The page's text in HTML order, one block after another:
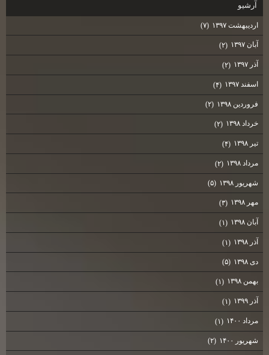
آرشيو
اردیبهشت ۱۳۹۷ (۷)
آبان ۱۳۹۷ (۲)
آذر ۱۳۹۷ (۲)
اسفند ۱۳۹۷ (۴)
فروردین ۱۳۹۸ (۲)
خرداد ۱۳۹۸ (۲)
تیر ۱۳۹۸ (۴)
مرداد ۱۳۹۸ (۲)
شهریور ۱۳۹۸ (۵)
مهر ۱۳۹۸ (۳)
آبان ۱۳۹۸ (۱)
آذر ۱۳۹۸ (۱)
دی ۱۳۹۸ (۵)
بهمن ۱۳۹۸ (۱)
آذر ۱۳۹۹ (۱)
مرداد ۱۴۰۰ (۱)
شهریور ۱۴۰۰ (۲)